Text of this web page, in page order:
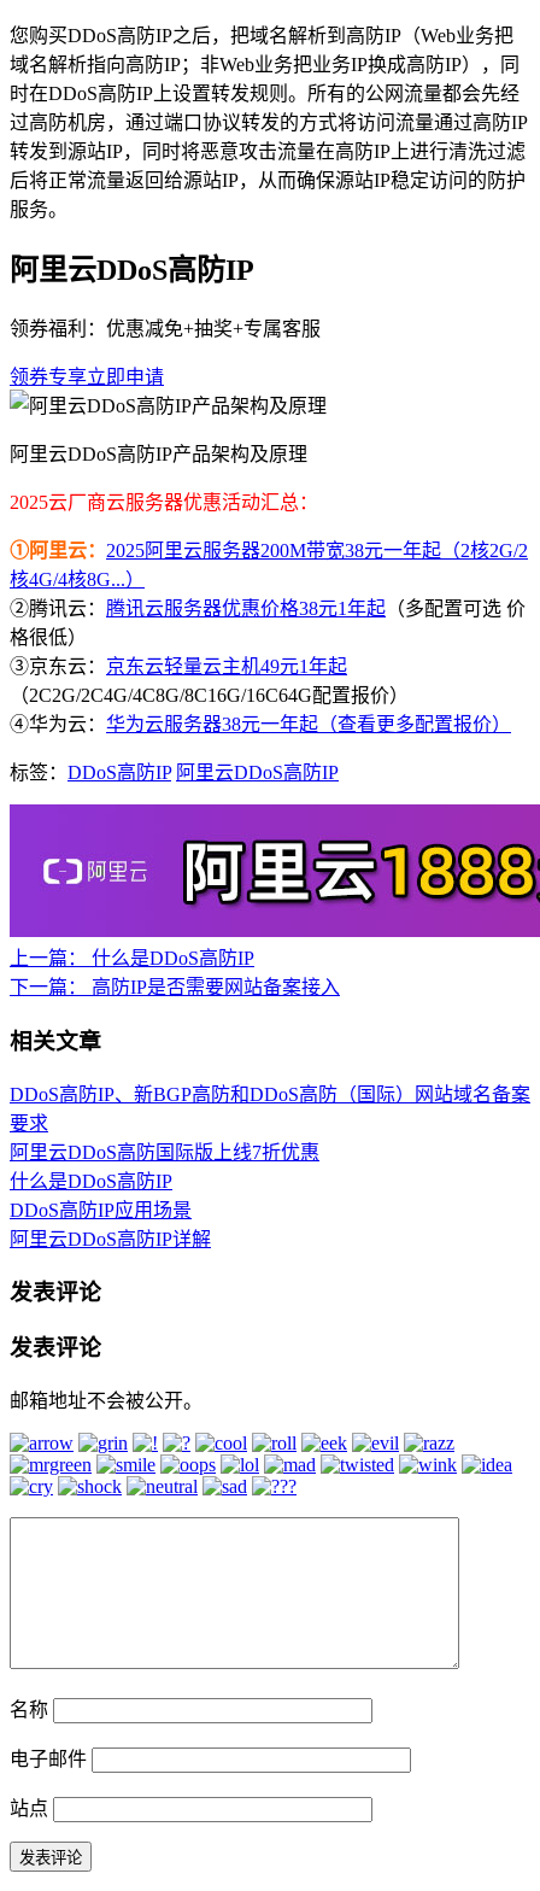
您购买DDoS高防IP之后，把域名解析到高防IP（Web业务把
域名解析指向高防IP；非Web业务把业务IP换成高防IP），同
时在DDoS高防IP上设置转发规则。所有的公网流量都会先经
过高防机房，通过端口协议转发的方式将访问流量通过高防IP
转发到源站IP，同时将恶意攻击流量在高防IP上进行清洗过滤
后将正常流量返回给源站IP，从而确保源站IP稳定访问的防护
服务。
阿里云DDoS高防IP
领券福利：优惠减免+抽奖+专属客服
领券专享立即申请
阿里云DDoS高防IP产品架构及原理
2025云厂商云服务器优惠活动汇总：
①阿里云： 2025阿里云服务器200M带宽38元一年起（2核2G/2
核4G/4核8G...）
②腾讯云： 腾讯云服务器优惠价格38元1年起 （多配置可选 价
格很低）
③京东云： 京东云轻量云主机49元1年起
（2C2G/2C4G/4C8G/8C16G/16C64G配置报价）
④华为云： 华为云服务器38元一年起（查看更多配置报价）
标签： DDoS高防IP 阿里云DDoS高防IP
上一篇：
什么是DDoS高防IP
下一篇：
高防IP是否需要网站备案接入
相关文章
DDoS高防IP、新BGP高防和DDoS高防（国际）网站域名备案
要求
阿里云DDoS高防国际版上线7折优惠
什么是DDoS高防IP
DDoS高防IP应用场景
阿里云DDoS高防IP详解
发表评论
发表评论
邮箱地址不会被公开。
名称
电子邮件
站点